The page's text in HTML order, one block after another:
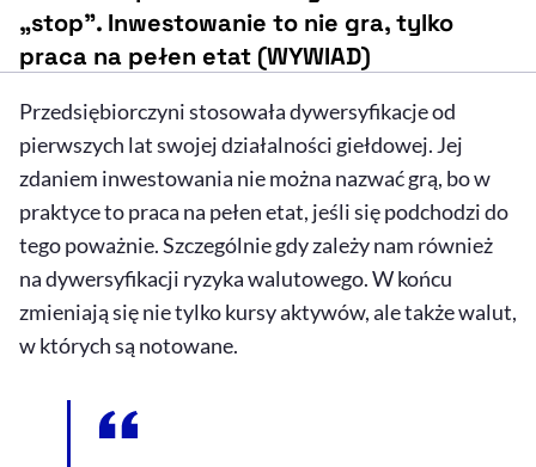
„stop”. Inwestowanie to nie gra, tylko
praca na pełen etat (WYWIAD)
Przedsiębiorczyni stosowała dywersyfikacje od
pierwszych lat swojej działalności giełdowej. Jej
zdaniem inwestowania nie można nazwać grą, bo w
praktyce to praca na pełen etat, jeśli się podchodzi do
tego poważnie. Szczególnie gdy zależy nam również
na dywersyfikacji ryzyka walutowego. W końcu
zmieniają się nie tylko kursy aktywów, ale także walut,
w których są notowane.